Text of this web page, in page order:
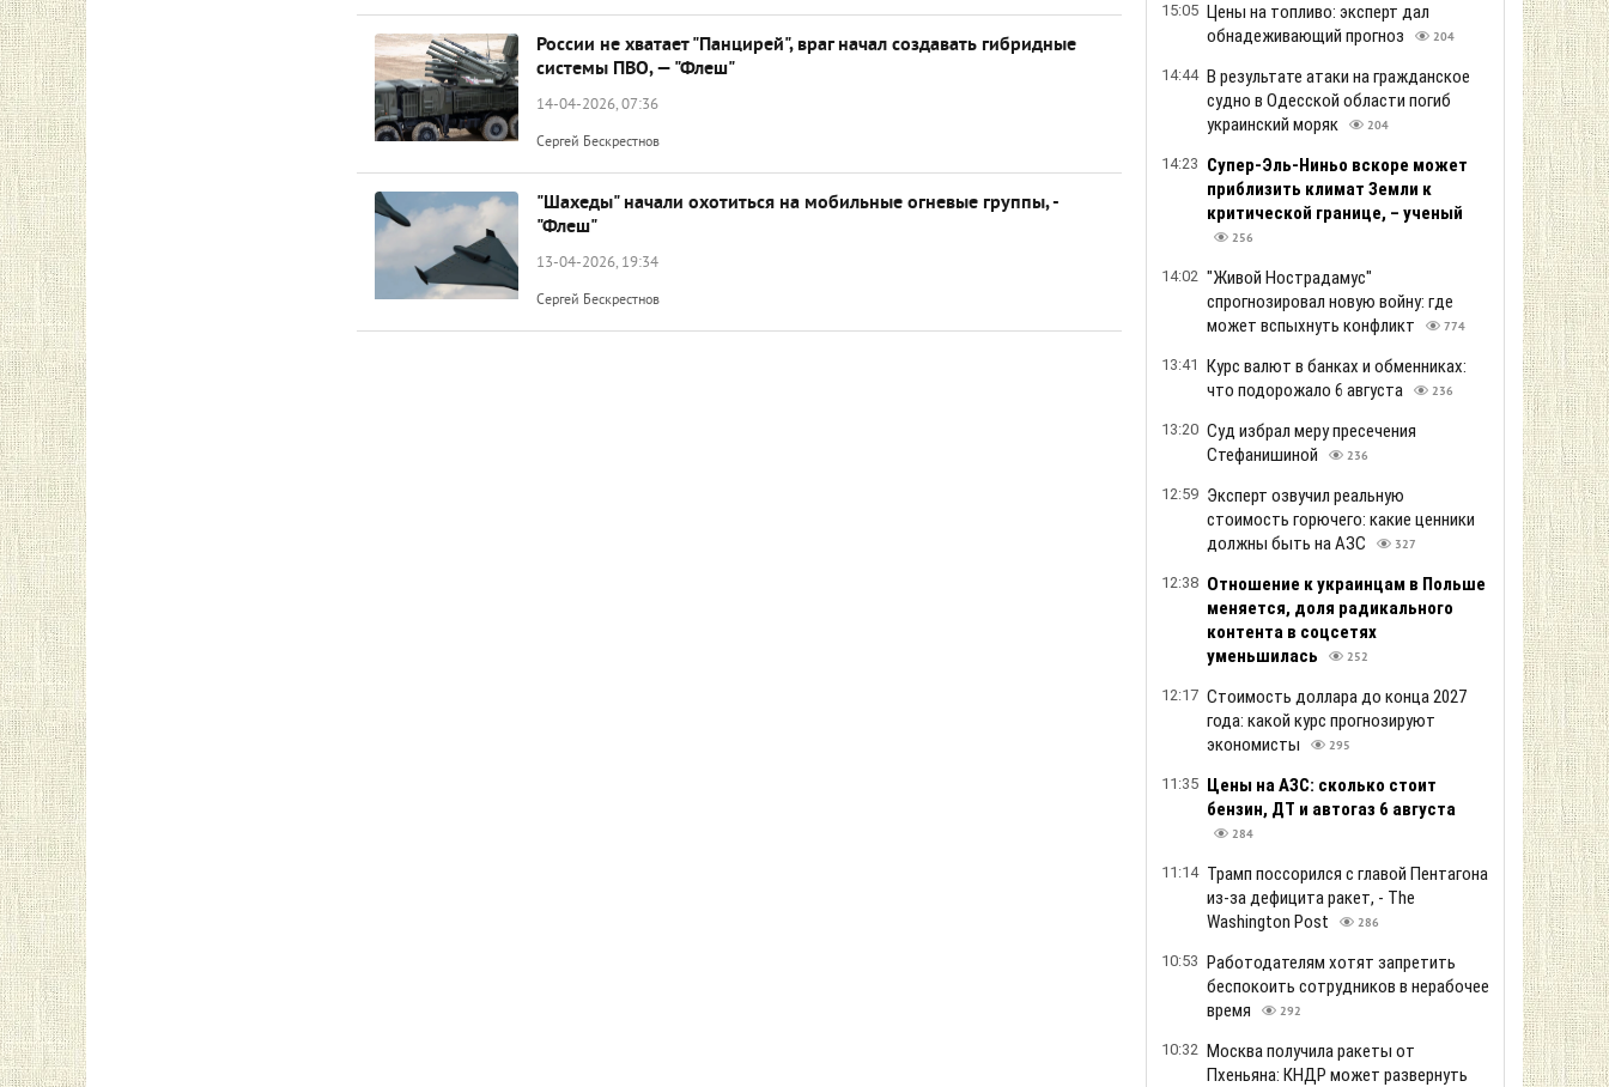
России не хватает "Панцирей", враг начал создавать гибридные
системы ПВО, — "Флеш"
14-04-2026, 07:36
Сергей Бескрестнов
"Шахеды" начали охотиться на мобильные огневые группы, -
"Флеш"
13-04-2026, 19:34
Сергей Бескрестнов
15:05 Цены на топливо: эксперт дал
обнадеживающий прогноз
204
14:44 В результате атаки на гражданское
судно в Одесской области погиб
украинский моряк
204
14:23 Супер-Эль-Ниньо вскоре может
приблизить климат Земли к
критической границе, – ученый
256
14:02 "Живой Нострадамус"
спрогнозировал новую войну: где
может вспыхнуть конфликт
774
13:41 Курс валют в банках и обменниках:
что подорожало 6 августа
236
13:20 Суд избрал меру пресечения
Стефанишиной
236
12:59 Эксперт озвучил реальную
стоимость горючего: какие ценники
должны быть на АЗС
327
12:38 Отношение к украинцам в Польше
меняется, доля радикального
контента в соцсетях
уменьшилась
252
12:17 Стоимость доллара до конца 2027
года: какой курс прогнозируют
экономисты
295
11:35 Цены на АЗС: сколько стоит
бензин, ДТ и автогаз 6 августа
284
11:14 Трамп поссорился с главой Пентагона
из-за дефицита ракет, - The
Washington Post
286
10:53 Работодателям хотят запретить
беспокоить сотрудников в нерабочее
время
292
10:32 Москва получила ракеты от
Пхеньяна: КНДР может развернуть